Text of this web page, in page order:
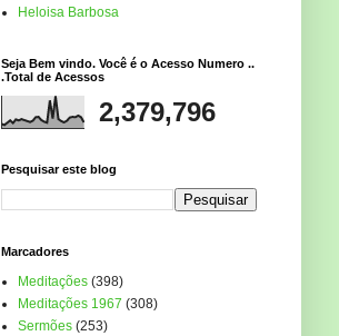
Heloisa Barbosa
Seja Bem vindo. Você é o Acesso Numero ..
.Total de Acessos
2,379,796
Pesquisar este blog
Marcadores
Meditações (398)
Meditações 1967 (308)
Sermões (253)